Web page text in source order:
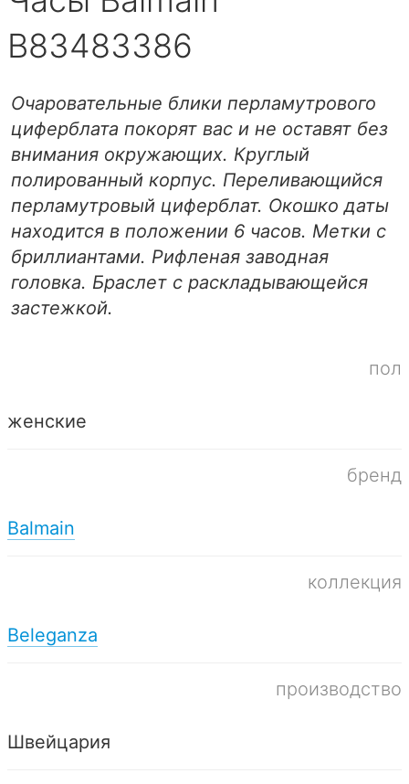
B83483386
Очаровательные блики перламутрового
циферблата покорят вас и не оставят без
внимания окружающих. Круглый
полированный корпус. Переливающийся
перламутровый циферблат. Окошко даты
находится в положении 6 часов. Метки с
бриллиантами. Рифленая заводная
головка. Браслет с раскладывающейся
застежкой.
пол
женские
бренд
Balmain
коллекция
Beleganza
производство
Швейцария